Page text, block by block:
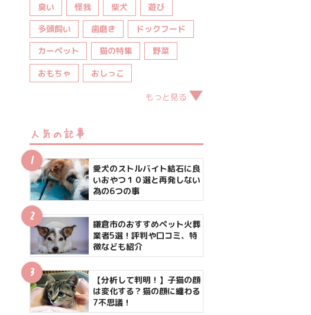
臭い
怪我 柴犬
遊び
多頭飼い
歯磨き
ドックフード
カーペット
猫の特集
野菜
おもちゃ
おしっこ
もっと見る
人気の記事
愛犬のストルバイト結石に良
いおやつ１０選と再発しない
為の6つの事
鎌倉市のおすすめペット火葬
業者5選！評判や口コミ、特
徴なども紹介
【分析して判明！】子猫の顔
は変化する？猫の顔に纏わる
7不思議！